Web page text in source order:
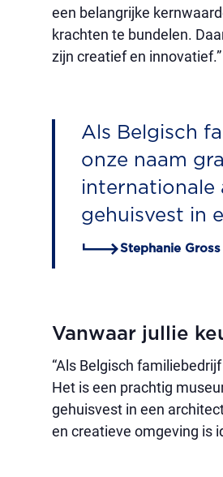
een belangrijke
krachten te bundelen.
zijn creatief en innovatief.”
Als Belgisch
onze naam
internationale
gehuisvest in
Stephanie Gross
Vanwaar jullie
“Als Belgisch
Het is een prachtig
gehuisvest in een
en creatieve omgeving is